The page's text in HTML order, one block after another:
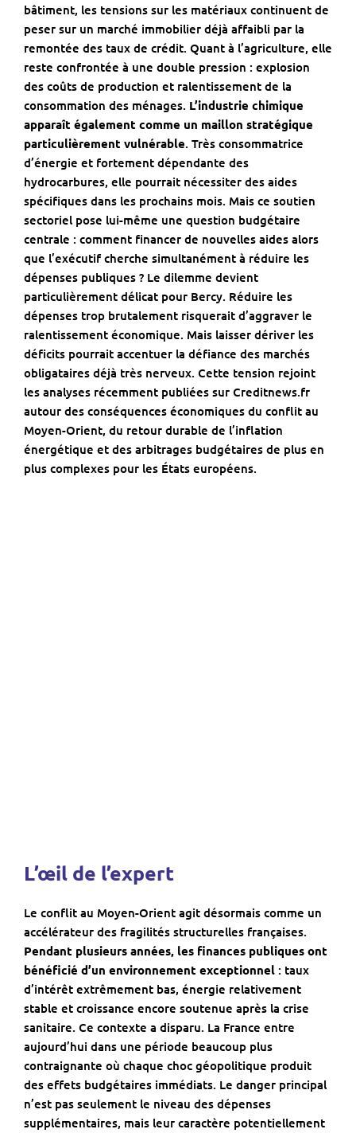
bâtiment, les tensions sur les matériaux continuent de
peser sur un marché immobilier déjà affaibli par la
remontée des taux de crédit. Quant à l’agriculture, elle
reste confrontée à une double pression : explosion
des coûts de production et ralentissement de la
consommation des ménages. L’industrie chimique
apparaît également comme un maillon stratégique
particulièrement vulnérable. Très consommatrice
d’énergie et fortement dépendante des
hydrocarbures, elle pourrait nécessiter des aides
spécifiques dans les prochains mois. Mais ce soutien
sectoriel pose lui-même une question budgétaire
centrale : comment financer de nouvelles aides alors
que l’exécutif cherche simultanément à réduire les
dépenses publiques ? Le dilemme devient
particulièrement délicat pour Bercy. Réduire les
dépenses trop brutalement risquerait d’aggraver le
ralentissement économique. Mais laisser dériver les
déficits pourrait accentuer la défiance des marchés
obligataires déjà très nerveux. Cette tension rejoint
les analyses récemment publiées sur Creditnews.fr
autour des conséquences économiques du conflit au
Moyen-Orient, du retour durable de l’inflation
énergétique et des arbitrages budgétaires de plus en
plus complexes pour les États européens.
L’œil de l’expert
Le conflit au Moyen-Orient agit désormais comme un
accélérateur des fragilités structurelles françaises.
Pendant plusieurs années, les finances publiques ont
bénéficié d’un environnement exceptionnel : taux
d’intérêt extrêmement bas, énergie relativement
stable et croissance encore soutenue après la crise
sanitaire. Ce contexte a disparu. La France entre
aujourd’hui dans une période beaucoup plus
contraignante où chaque choc géopolitique produit
des effets budgétaires immédiats. Le danger principal
n’est pas seulement le niveau des dépenses
supplémentaires, mais leur caractère potentiellement